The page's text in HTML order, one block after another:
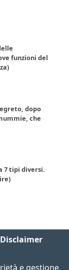
funzioni del
dopo
che
7 tipi diversi.
Disclaimer
e gestione